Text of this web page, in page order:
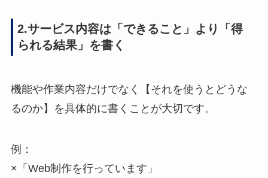
2.サービス内容は「できること」より「得
られる結果」を書く
機能や作業内容だけでなく【それを使うとどうな
るのか】を具体的に書くことが大切です。
例：
×「Web制作を行っています」